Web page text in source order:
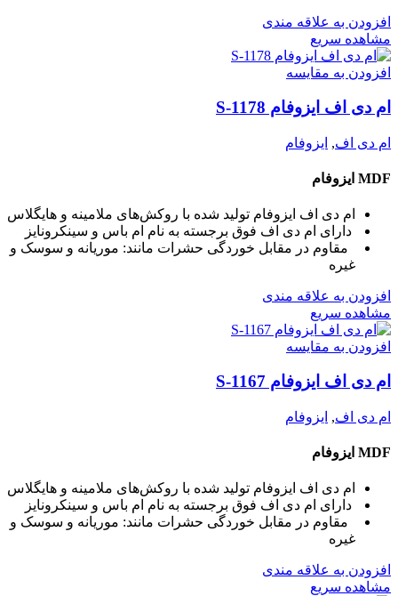
افزودن به علاقه مندی
مشاهده سریع
افزودن به مقایسه
ام دی اف ایزوفام S-1178
ام دی اف, ایزوفام
MDF ایزوفام
ام دی اف ایزوفام تولید شده با روکش‌های ملامینه و هایگلاس
دارای ام دی اف فوق برجسته به نام ام باس و سینکرونایز
مقاوم در مقابل خوردگی حشرات مانند: موریانه و سوسک و
غیره
افزودن به علاقه مندی
مشاهده سریع
افزودن به مقایسه
ام دی اف ایزوفام S-1167
ام دی اف, ایزوفام
MDF ایزوفام
ام دی اف ایزوفام تولید شده با روکش‌های ملامینه و هایگلاس
دارای ام دی اف فوق برجسته به نام ام باس و سینکرونایز
مقاوم در مقابل خوردگی حشرات مانند: موریانه و سوسک و
غیره
افزودن به علاقه مندی
مشاهده سریع